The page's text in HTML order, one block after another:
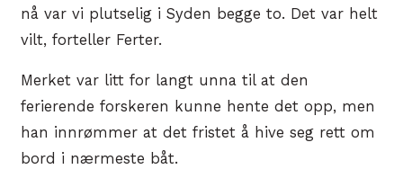
nå var vi plutselig i Syden begge to. Det var helt
vilt, forteller Ferter.
Merket var litt for langt unna til at den
ferierende forskeren kunne hente det opp, men
han innrømmer at det fristet å hive seg rett om
bord i nærmeste båt.